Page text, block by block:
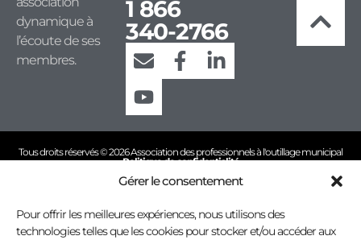
Gérer le consentement
Pour offrir les meilleures expériences, nous utilisons des
technologies telles que les cookies pour stocker et/ou accéder aux
dynamique à
l’écoute de ses
membres.
1 866
340-2766
Tous droits réservés © 2026 Association des professionnels à l'outillage municipal
Politique de confidentialité